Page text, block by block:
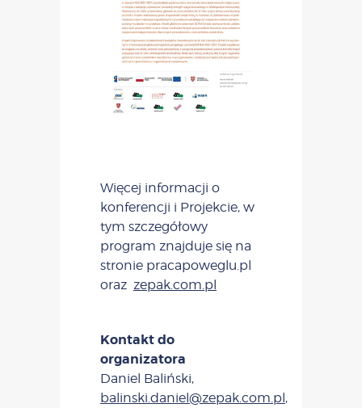
Więcej informacji o
konferencji i Projekcie, w
tym szczegółowy
program znajduje się na
stronie pracapoweglu.pl
oraz zepak.com.pl
Kontakt do
organizatora
Daniel Baliński,
balinski.daniel@zepak.com.pl,